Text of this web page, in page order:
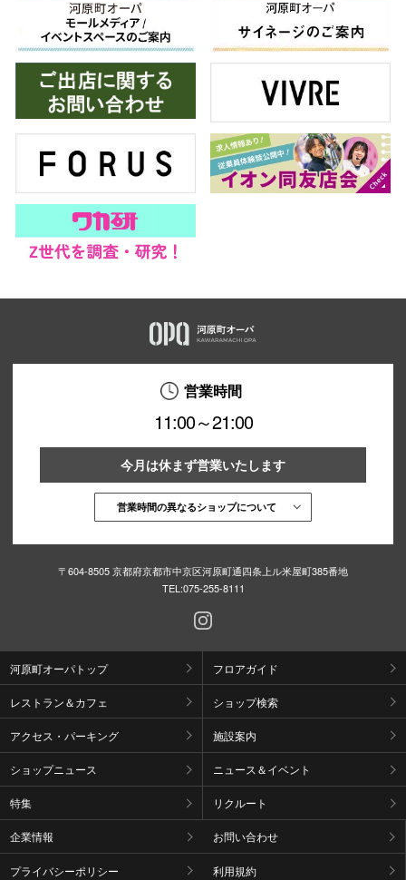
営業時間
11:00～21:00
今月は休まず営業いたします
営業時間の異なるショップについて
〒604-8505 京都府京都市中京区河原町通四条上ル米屋町385番地
TEL:075-255-8111
河原町オーパトップ フロアガイド
レストラン＆カフェ ショップ検索
アクセス・パーキング 施設案内
ショップニュース ニュース＆イベント
特集 リクルート
企業情報 お問い合わせ
プライバシーポリシー 利用規約